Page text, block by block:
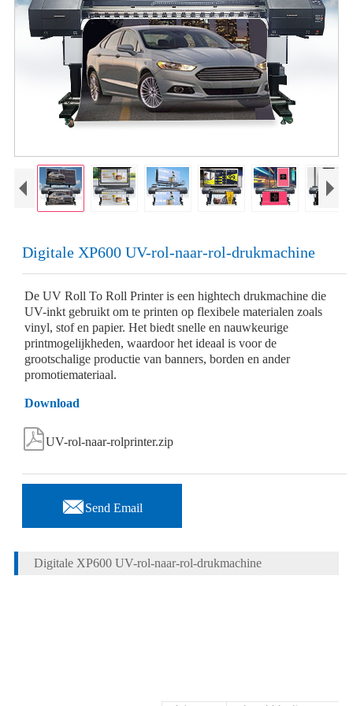
Digitale XP600 UV-rol-naar-rol-drukmachine
De UV Roll To Roll Printer is een hightech drukmachine die
UV-inkt gebruikt om te printen op flexibele materialen zoals
vinyl, stof en papier. Het biedt snelle en nauwkeurige
printmogelijkheden, waardoor het ideaal is voor de
grootschalige productie van banners, borden en ander
promotiemateriaal.
Download
UV-rol-naar-rolprinter.zip
Send Email
Digitale XP600 UV-rol-naar-rol-drukmachine